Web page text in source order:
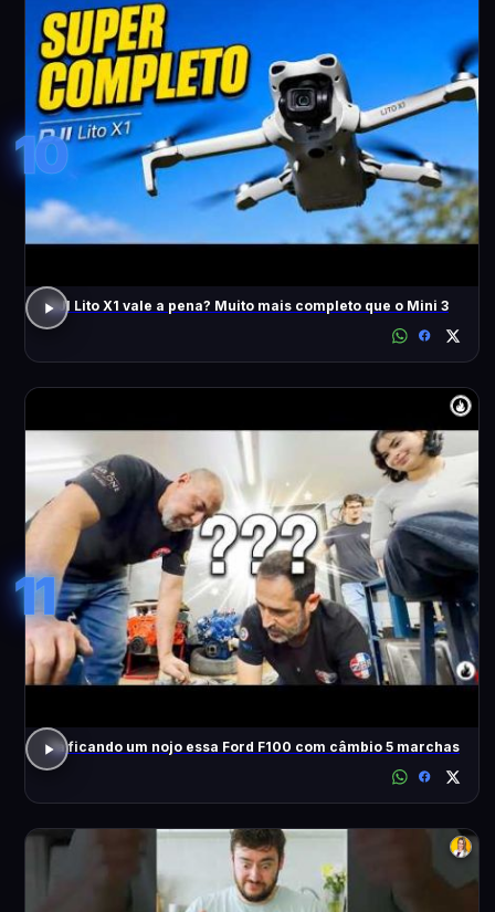
10
DJI Lito X1 vale a pena? Muito mais completo que o Mini 3
11
Tá ficando um nojo essa Ford F100 com câmbio 5 marchas